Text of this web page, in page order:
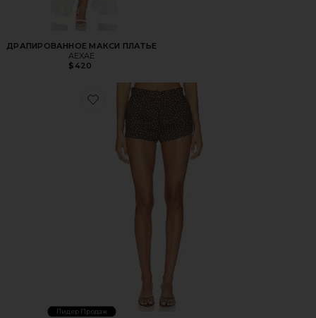
ДРАПИРОВАННОЕ МАКСИ ПЛАТЬЕ
AEXAE
$420
Favorite ЛЬНЯНЫЕ ШОРТЫ
Лидер Продаж